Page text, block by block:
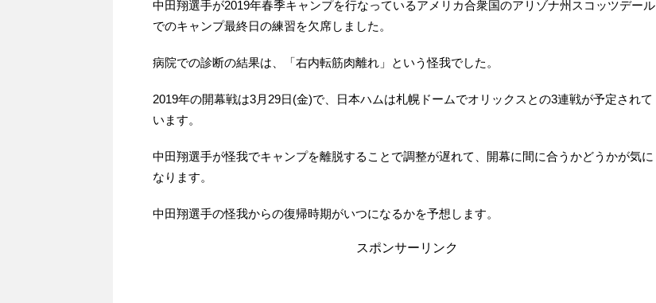
中田翔選手が2019年春季キャンプを行なっているアメリカ合衆国のアリゾナ州スコッツデール
でのキャンプ最終日の練習を欠席しました。
病院での診断の結果は、「右内転筋肉離れ」という怪我でした。
2019年の開幕戦は3月29日(金)で、日本ハムは札幌ドームでオリックスとの3連戦が予定されて
います。
中田翔選手が怪我でキャンプを離脱することで調整が遅れて、開幕に間に合うかどうかが気に
なります。
中田翔選手の怪我からの復帰時期がいつになるかを予想します。
スポンサーリンク